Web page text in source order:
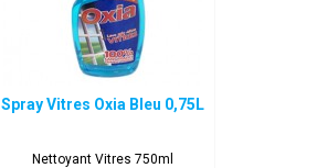
Spray Vitres Oxia Bleu 0,75L
Nettoyant Vitres 750ml